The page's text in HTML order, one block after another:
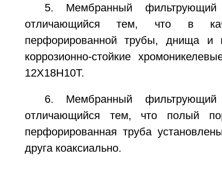
5. Мембранный
отличающийся тем, что в
перфорированной трубы, днища и
коррозионно-стойкие
12Х18Н10Т.
6. Мембранный
отличающийся тем, что полый
перфорированная труба
друга коаксиально.